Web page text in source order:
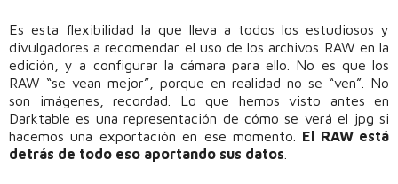
Es esta flexibilidad la que lleva a todos los estudiosos y
divulgadores a recomendar el uso de los archivos RAW en la
edición, y a configurar la cámara para ello. No es que los
RAW “se vean mejor”, porque en realidad no se “ven”. No
son imágenes, recordad. Lo que hemos visto antes en
Darktable es una representación de cómo se verá el jpg si
hacemos una exportación en ese momento. El RAW está
detrás de todo eso aportando sus datos